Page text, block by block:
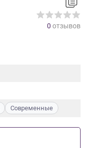
0 отзывов
Современные